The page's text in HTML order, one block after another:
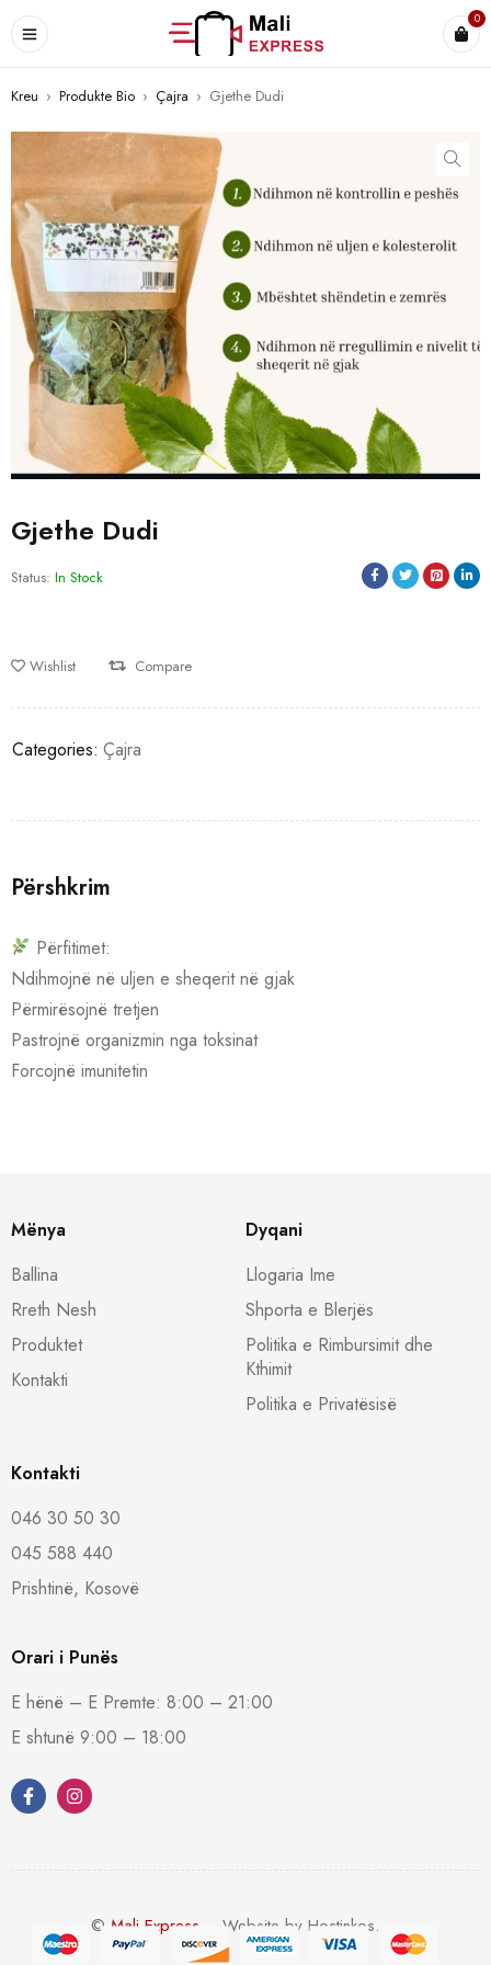
0
Kreu › Produkte Bio › Çajra › Gjethe Dudi
Gjethe Dudi
Status: In Stock
Wishlist Compare
Categories: Çajra
Përshkrim
Përfitimet:
Ndihmojnë në uljen e sheqerit në gjak
Përmirësojnë tretjen
Pastrojnë organizmin nga toksinat
Forcojnë imunitetin
Mënya
Ballina
Rreth Nesh
Produktet
Kontakti
Dyqani
Llogaria Ime
Shporta e Blerjës
Politika e Rimbursimit dhe
Kthimit
Politika e Privatësisë
Kontakti
046 30 50 30
045 588 440
Prishtinë, Kosovë
Orari i Punës
E hënë – E Premte: 8:00 – 21:00
E shtunë 9:00 – 18:00
© Mali Express – Website by Hostinkos.